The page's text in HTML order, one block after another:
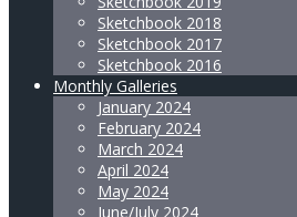
Sketchbook 2018
Sketchbook 2017
Sketchbook 2016
Monthly Galleries
January 2024
February 2024
March 2024
April 2024
May 2024
June/July 2024